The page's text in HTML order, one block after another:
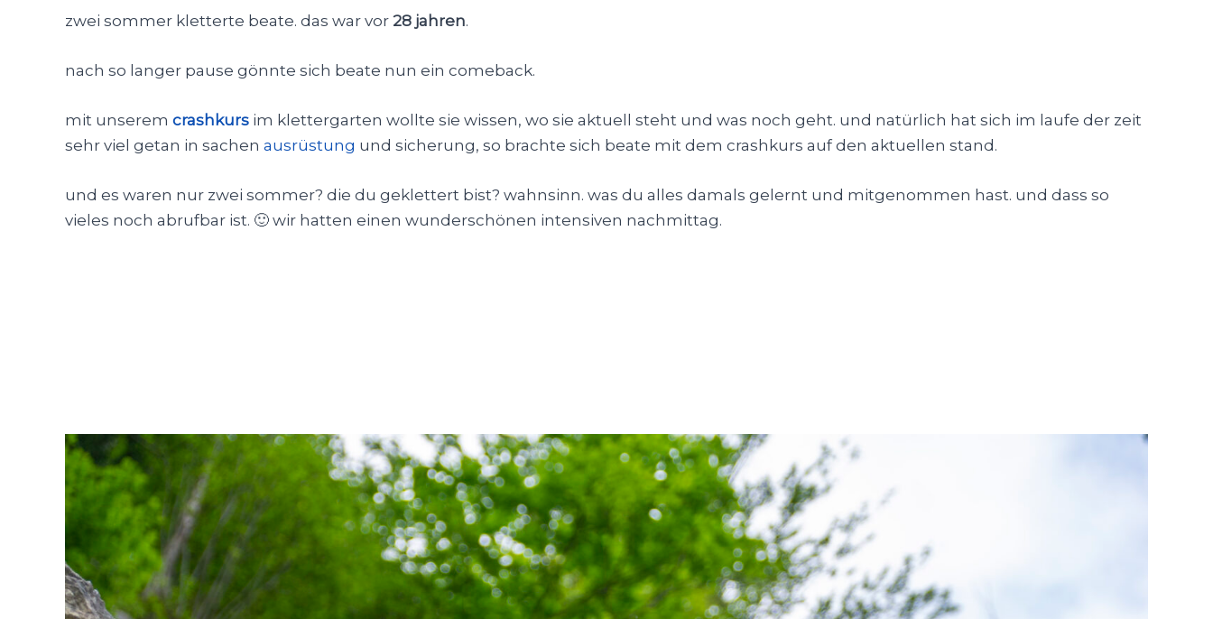
zwei sommer kletterte beate. das war vor 28 jahren.
nach so langer pause gönnte sich beate nun ein comeback.
mit unserem crashkurs im klettergarten wollte sie wissen, wo sie aktuell steht und was noch geht. und natürlich hat sich im laufe der zeit
sehr viel getan in sachen ausrüstung und sicherung, so brachte sich beate mit dem crashkurs auf den aktuellen stand.
und es waren nur zwei sommer? die du geklettert bist? wahnsinn. was du alles damals gelernt und mitgenommen hast. und dass so
vieles noch abrufbar ist. 🙂 wir hatten einen wunderschönen intensiven nachmittag.